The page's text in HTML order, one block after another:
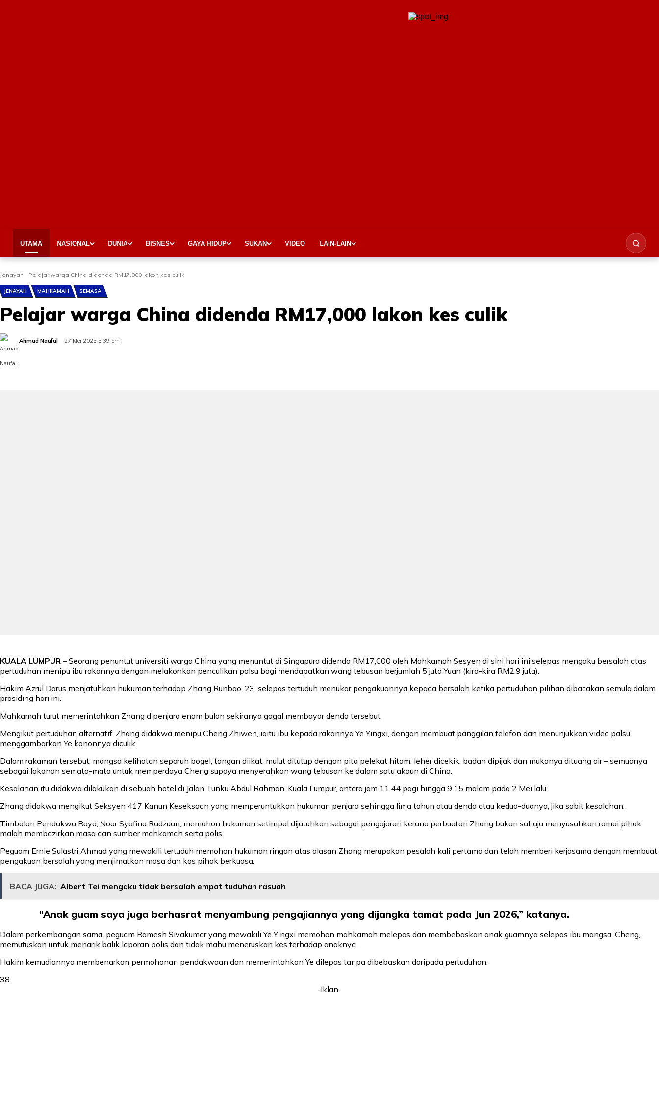
UTAMA NASIONAL DUNIA BISNES GAYA HIDUP SUKAN VIDEO LAIN-LAIN
Jenayah Pelajar warga China didenda RM17,000 lakon kes culik
JENAYAH MAHKAMAH SEMASA
Pelajar warga China didenda RM17,000 lakon kes culik
Ahmad Naufal 27 Mei 2025 5:39 pm
KUALA LUMPUR – Seorang penuntut universiti warga China yang menuntut di Singapura didenda RM17,000 oleh Mahkamah Sesyen di sini hari ini selepas mengaku bersalah atas
pertuduhan menipu ibu rakannya dengan melakonkan penculikan palsu bagi mendapatkan wang tebusan berjumlah 5 juta Yuan (kira-kira RM2.9 juta).
Hakim Azrul Darus menjatuhkan hukuman terhadap Zhang Runbao, 23, selepas tertuduh menukar pengakuannya kepada bersalah ketika pertuduhan pilihan dibacakan semula dalam
prosiding hari ini.
Mahkamah turut memerintahkan Zhang dipenjara enam bulan sekiranya gagal membayar denda tersebut.
Mengikut pertuduhan alternatif, Zhang didakwa menipu Cheng Zhiwen, iaitu ibu kepada rakannya Ye Yingxi, dengan membuat panggilan telefon dan menunjukkan video palsu
menggambarkan Ye kononnya diculik.
Dalam rakaman tersebut, mangsa kelihatan separuh bogel, tangan diikat, mulut ditutup dengan pita pelekat hitam, leher dicekik, badan dipijak dan mukanya dituang air – semuanya
sebagai lakonan semata-mata untuk memperdaya Cheng supaya menyerahkan wang tebusan ke dalam satu akaun di China.
Kesalahan itu didakwa dilakukan di sebuah hotel di Jalan Tunku Abdul Rahman, Kuala Lumpur, antara jam 11.44 pagi hingga 9.15 malam pada 2 Mei lalu.
Zhang didakwa mengikut Seksyen 417 Kanun Keseksaan yang memperuntukkan hukuman penjara sehingga lima tahun atau denda atau kedua-duanya, jika sabit kesalahan.
Timbalan Pendakwa Raya, Noor Syafina Radzuan, memohon hukuman setimpal dijatuhkan sebagai pengajaran kerana perbuatan Zhang bukan sahaja menyusahkan ramai pihak,
malah membazirkan masa dan sumber mahkamah serta polis.
Peguam Ernie Sulastri Ahmad yang mewakili tertuduh memohon hukuman ringan atas alasan Zhang merupakan pesalah kali pertama dan telah memberi kerjasama dengan membuat
pengakuan bersalah yang menjimatkan masa dan kos pihak berkuasa.
BACA JUGA: Albert Tei mengaku tidak bersalah empat tuduhan rasuah
“Anak guam saya juga berhasrat menyambung pengajiannya yang dijangka tamat pada Jun 2026,” katanya.
Dalam perkembangan sama, peguam Ramesh Sivakumar yang mewakili Ye Yingxi memohon mahkamah melepas dan membebaskan anak guamnya selepas ibu mangsa, Cheng,
memutuskan untuk menarik balik laporan polis dan tidak mahu meneruskan kes terhadap anaknya.
Hakim kemudiannya membenarkan permohonan pendakwaan dan memerintahkan Ye dilepas tanpa dibebaskan daripada pertuduhan.
38
-Iklan-